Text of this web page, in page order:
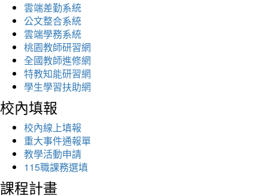
雲端差勤系統
公文整合系統
雲端學務系統
桃園教師研習網
全國教師進修網
特教知能研習網
學生學習扶助網
校內填報
校內線上填報
重大事件通報單
教學活動申請
115職課務選填
課程計畫